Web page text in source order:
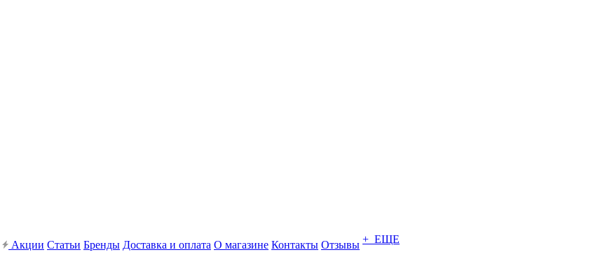
Акции Статьи Бренды Доставка и оплата О магазине Контакты Отзывы + ЕЩЕ